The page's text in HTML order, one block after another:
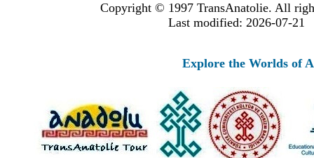
Copyright © 1997 TransAnatolie. All
Last modified: 2026-07-21
Explore the Worlds of